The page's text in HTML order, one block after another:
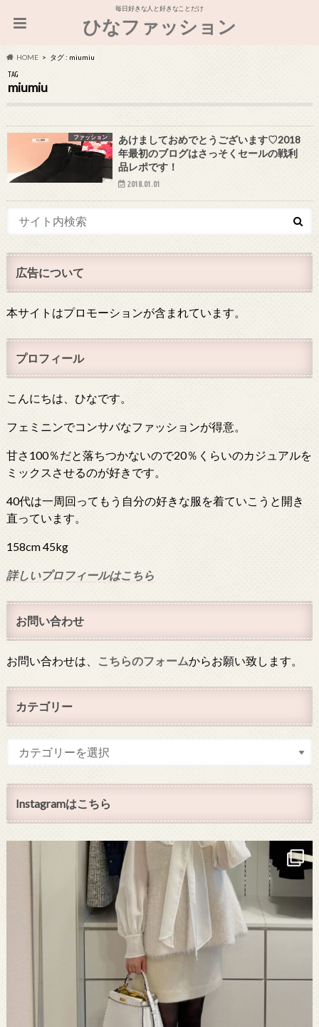
毎日好きな人と好きなことだけ
ひなファッション
HOME タグ : miumiu
TAG
miumiu
ファッション
あけましておめでとうございます♡2018
年最初のブログはさっそくセールの戦利
品レポです！
2018.01.01
広告について
本サイトはプロモーションが含まれています。
プロフィール
こんにちは、ひなです。
フェミニンでコンサバなファッションが得意。
甘さ100％だと落ちつかないので20％くらいのカジュアルを
ミックスさせるのが好きです。
40代は一周回ってもう自分の好きな服を着ていこうと開き
直っています。
158cm 45kg
詳しいプロフィールはこちら
お問い合わせ
お問い合わせは、 こちらのフォームからお願い致します。
カテゴリー
Instagramはこちら